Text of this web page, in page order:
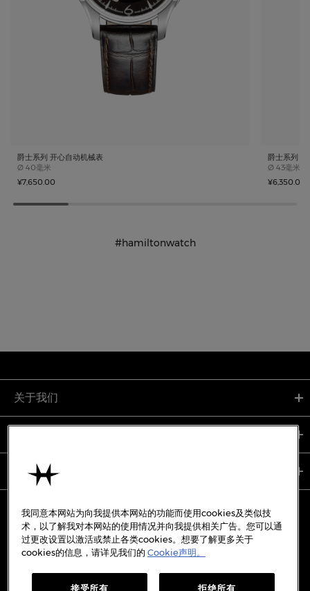
爵士系列 开心自动机械表
Ø Case size
40毫米
¥7,650.00
爵士系列
Ø Case size
43毫米
¥6,350.00
#hamiltonwatch
关于我们
使用条款
备案号:沪ICP备19045273号-7
我同意本网站为向我提供本网站的功能而使用cookies及类似技
术，以了解我对本网站的使用情况并向我提供相关广告。您可以通
过更改设置以激活或禁止各类cookies。想要了解更多关于
cookies的信息，请详见我们的 Cookie声明。
接受所有 拒绝所有